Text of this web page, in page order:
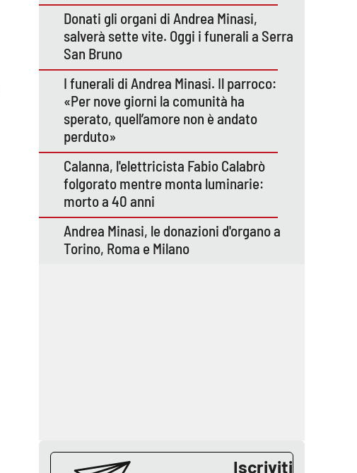
Donati gli organi di Andrea Minasi,
salverà sette vite. Oggi i funerali a Serra
San Bruno
I funerali di Andrea Minasi. Il parroco:
«Per nove giorni la comunità ha
sperato, quell’amore non è andato
perduto»
Calanna, l'elettricista Fabio Calabrò
folgorato mentre monta luminarie:
morto a 40 anni
Andrea Minasi, le donazioni d'organo a
Torino, Roma e Milano
Iscriviti